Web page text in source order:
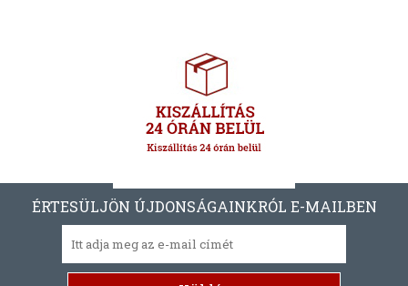
ÉRTESÜLJÖN ÚJDONSÁGAINKRÓL E-MAILBEN